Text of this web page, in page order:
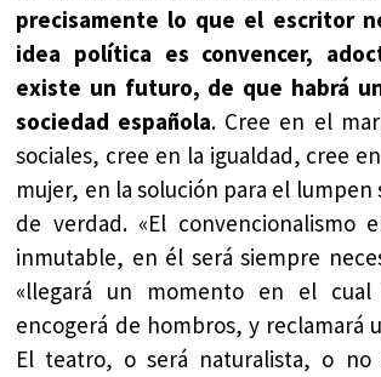
precisamente lo que el escritor
idea política es convencer,
existe un futuro, de que habrá
sociedad española. Cree en el
sociales, cree en la igualdad, cree
mujer, en la solución para el lumpen
de verdad. «El convencionalismo
inmutable, en él será siempre
«llegará un momento en el
encogerá de hombros, y reclamará
El teatro, o será naturalista, o